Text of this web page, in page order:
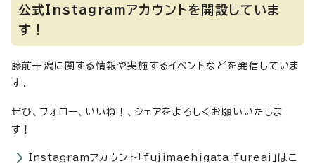
公式Instagramアカウントを開設していま
す！
藤前干潟に関する情報や実施するイベントなどを発信していま
す。
ぜひ、フォロー、いいね！、シェアをよろしくお願いいたしま
す！
Instagramアカウント「fujimaehigata_fureai」はこ